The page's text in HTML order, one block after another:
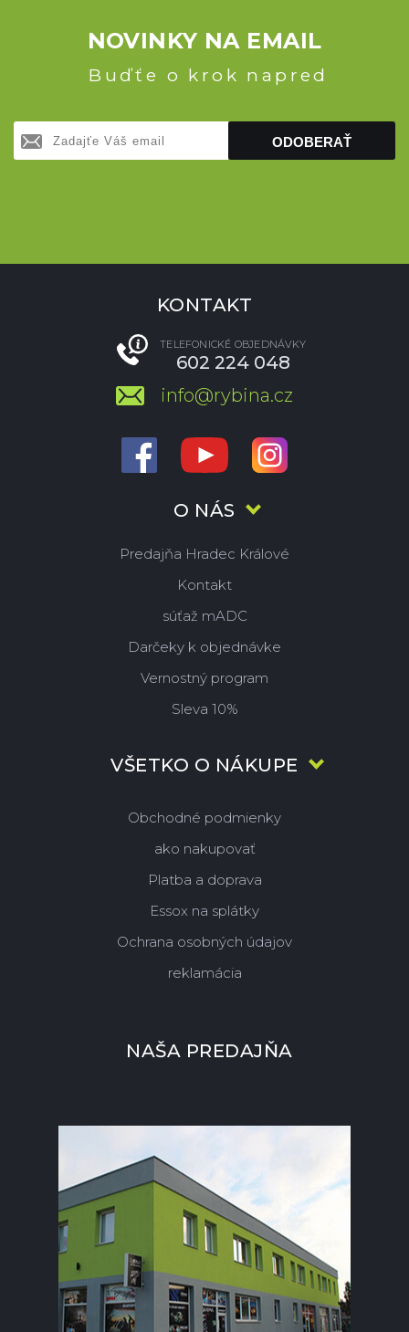
NOVINKY NA EMAIL
Buďťe o krok napred
ODOBERAŤ
O NÁS
Predajňa Hradec Králové
Kontakt
súťaž mADC
Darčeky k objednávke
Vernostný program
Sleva 10%
VŠETKO O NÁKUPE
Obchodné podmienky
ako nakupovať
Platba a doprava
Essox na splátky
Ochrana osobných údajov
reklamácia
KONTAKT
TELEFONICKÉ OBJEDNÁVKY
602 224 048
info@rybina.cz
NAŠA PREDAJŇA